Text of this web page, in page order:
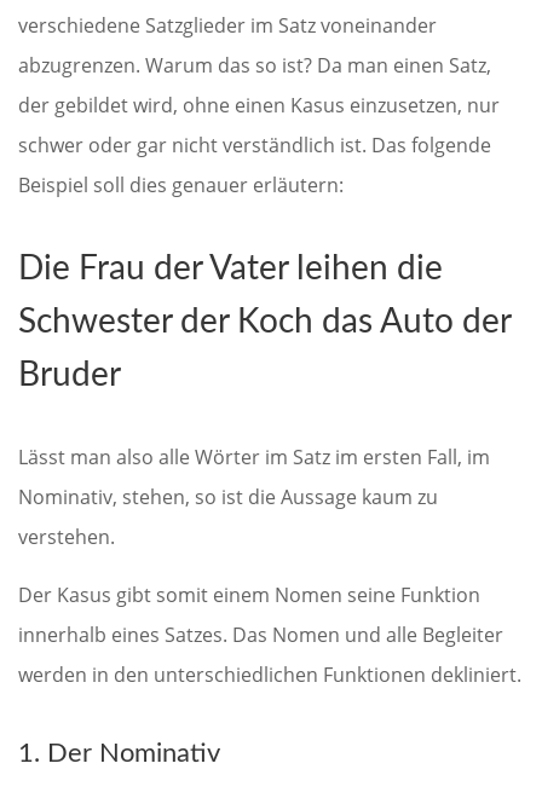
verschiedene Satzglieder im Satz voneinander
abzugrenzen. Warum das so ist? Da man einen Satz,
der gebildet wird, ohne einen Kasus einzusetzen, nur
schwer oder gar nicht verständlich ist. Das folgende
Beispiel soll dies genauer erläutern:
Die Frau der Vater leihen die
Schwester der Koch das Auto der
Bruder
Lässt man also alle Wörter im Satz im ersten Fall, im
Nominativ, stehen, so ist die Aussage kaum zu
verstehen.
Der Kasus gibt somit einem Nomen seine Funktion
innerhalb eines Satzes. Das Nomen und alle Begleiter
werden in den unterschiedlichen Funktionen dekliniert.
1. Der Nominativ